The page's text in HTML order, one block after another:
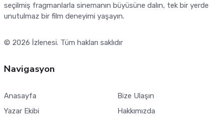
seçilmiş fragmanlarla sinemanın büyüsüne dalın, tek bir yerde
unutulmaz bir film deneyimi yaşayın.
© 2026 İzlenesi. Tüm hakları saklıdır
Navigasyon
Anasayfa
Yazar Ekibi
Bize Ulaşın
Hakkımızda